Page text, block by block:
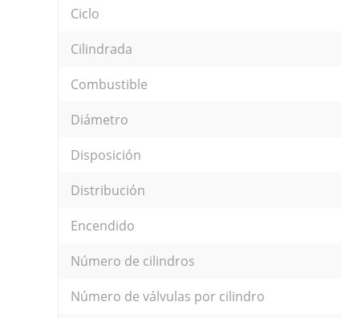
Ciclo
Cilindrada
Combustible
Diámetro
Disposición
Distribución
Encendido
Número de cilindros
Número de válvulas por cilindro